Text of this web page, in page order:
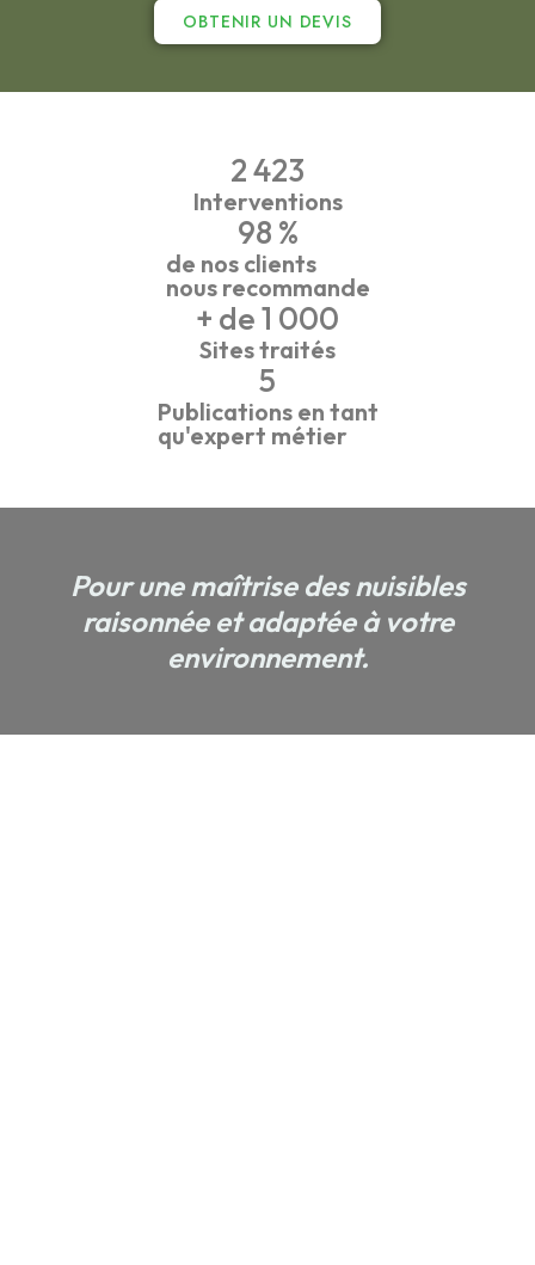
OBTENIR UN DEVIS
Interventions
2 423
de nos clients
nous recommande
98 %
Sites traités
+ de 1 000
Publications en tant
qu'expert métier
5
Pour une maîtrise des nuisibles
raisonnée et adaptée à votre
environnement.